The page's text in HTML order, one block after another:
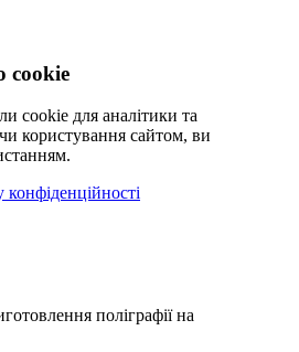
cookie
cookie для аналітики та
користування сайтом, ви
поліграфії на